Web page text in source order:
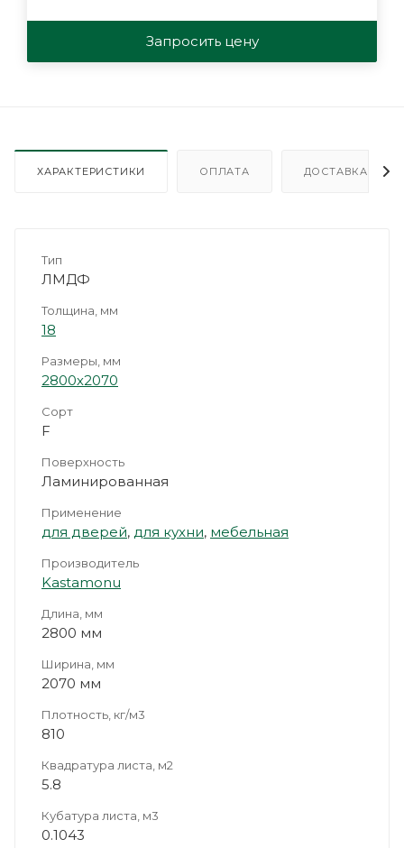
Запросить цену
ХАРАКТЕРИСТИКИ ОПЛАТА ДОСТАВКА
Тип
ЛМДФ
Толщина, мм
18
Размеры, мм
2800х2070
Сорт
F
Поверхность
Ламинированная
Применение
для дверей, для кухни, мебельная
Производитель
Kastamonu
Длина, мм
2800 мм
Ширина, мм
2070 мм
Плотность, кг/м3
810
Квадратура листа, м2
5.8
Кубатура листа, м3
0.1043